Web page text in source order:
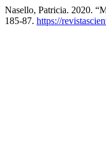
Nasello, Patricia. 2020.
185-87. https://